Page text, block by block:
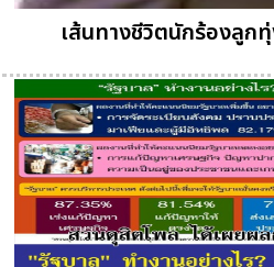
เส้นทางชีวิตนักร้องลูก